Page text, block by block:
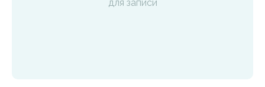
для записи